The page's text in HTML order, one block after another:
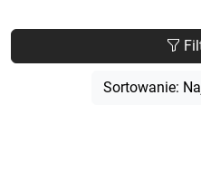
Sortowanie: